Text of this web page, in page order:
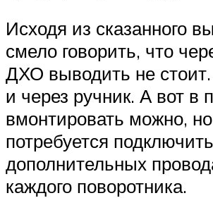
Исходя из сказанного
смело говорить, что
ДХО выводить не стоит.
и через ручник. А вот в
вмонтировать можно,
потребуется
дополнительных
каждого поворотника.